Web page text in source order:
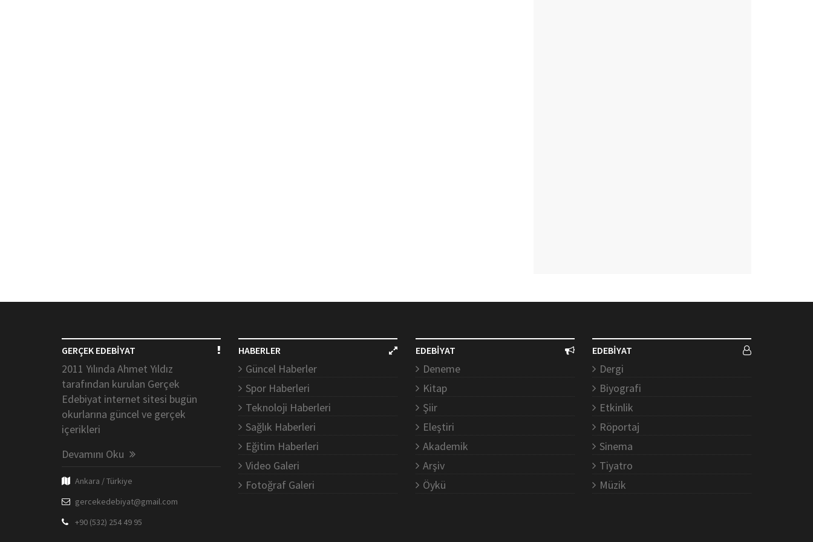
GERÇEK EDEBİYAT
2011 Yılında Ahmet Yıldız
tarafından kurulan Gerçek
Edebiyat internet sitesi bugün
okurlarına güncel ve gerçek
içerikleri
Devamını Oku
Ankara / Türkiye
gercekedebiyat@gmail.com
+90 (532) 254 49 95
HABERLER
Güncel Haberler
Spor Haberleri
Teknoloji Haberleri
Sağlık Haberleri
Eğitim Haberleri
Video Galeri
Fotoğraf Galeri
EDEBİYAT
Deneme
Kitap
Şiir
Eleştiri
Akademik
Arşiv
Öykü
EDEBİYAT
Dergi
Biyografi
Etkinlik
Röportaj
Sinema
Tiyatro
Müzik